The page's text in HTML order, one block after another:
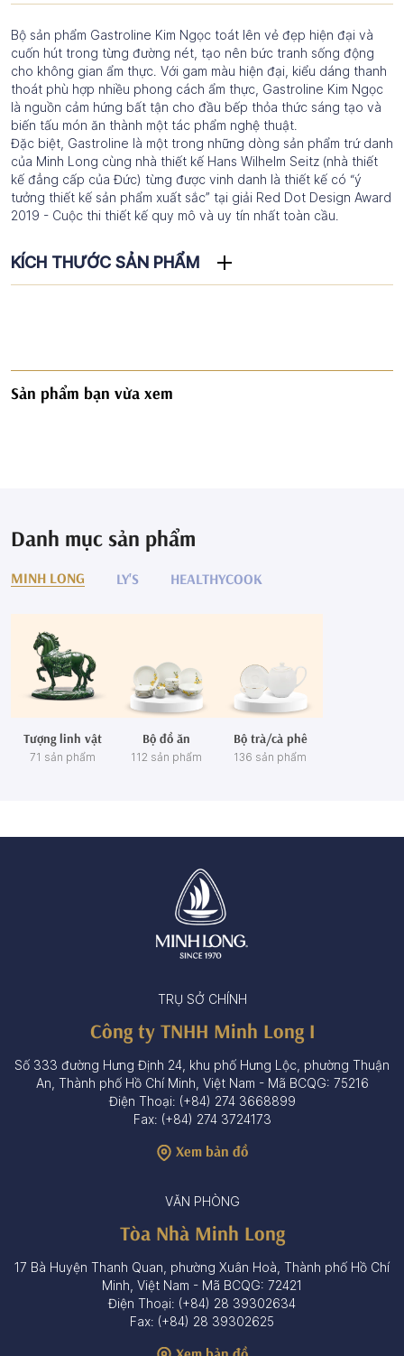
Bộ sản phẩm Gastroline Kim Ngọc toát lên vẻ đẹp hiện đại và
cuốn hút trong từng đường nét, tạo nên bức tranh sống động
cho không gian ẩm thực. Với gam màu hiện đại, kiểu dáng thanh
thoát phù hợp nhiều phong cách ẩm thực, Gastroline Kim Ngọc
là nguồn cảm hứng bất tận cho đầu bếp thỏa thức sáng tạo và
biến tấu món ăn thành một tác phẩm nghệ thuật.
Đặc biệt, Gastroline là một trong những dòng sản phẩm trứ danh
của Minh Long cùng nhà thiết kế Hans Wilhelm Seitz (nhà thiết
kế đẳng cấp của Đức) từng được vinh danh là thiết kế có “ý
tưởng thiết kế sản phẩm xuất sắc” tại giải Red Dot Design Award
2019 - Cuộc thi thiết kế quy mô và uy tín nhất toàn cầu.
KÍCH THƯỚC SẢN PHẨM
Sản phẩm bạn vừa xem
Danh mục sản phẩm
MINH LONG LY'S HEALTHYCOOK
Tượng linh vật
71 sản phẩm
Bộ đồ ăn
112 sản phẩm
Bộ trà/cà phê
136 sản phẩm
TRỤ SỞ CHÍNH
Công ty TNHH Minh Long I
Số 333 đường Hưng Định 24, khu phố Hưng Lộc, phường Thuận
An, Thành phố Hồ Chí Minh, Việt Nam - Mã BCQG: 75216
Điện Thoại: (+84) 274 3668899
Fax: (+84) 274 3724173
Xem bản đồ
VĂN PHÒNG
Tòa Nhà Minh Long
17 Bà Huyện Thanh Quan, phường Xuân Hoà, Thành phố Hồ Chí
Minh, Việt Nam - Mã BCQG: 72421
Điện Thoại: (+84) 28 39302634
Fax: (+84) 28 39302625